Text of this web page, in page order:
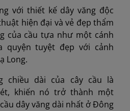
với thiết kế dây văng độc
hiện đại và vẻ đẹp thẩm
của cầu tựa như một cánh
quyện tuyệt đẹp với cảnh
Long.
chiều dài của cây cầu là
khiến nó trở thành một
dây văng dài nhất ở Đông